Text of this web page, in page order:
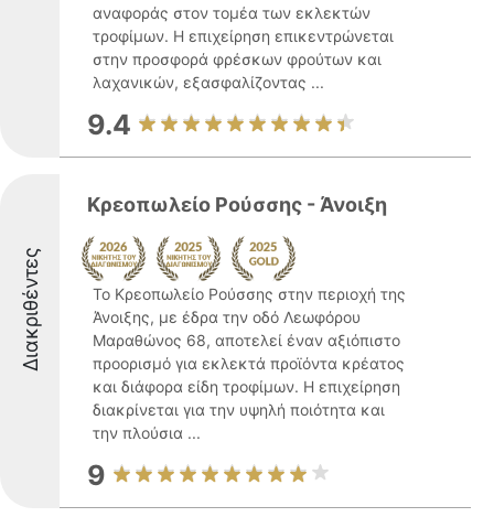
αναφοράς στον τομέα των εκλεκτών
τροφίμων. Η επιχείρηση επικεντρώνεται
στην προσφορά φρέσκων φρούτων και
λαχανικών, εξασφαλίζοντας ...
9.4
Διακριθέντες
Κρεοπωλείο Ρούσσης - Άνοιξη
Το Κρεοπωλείο Ρούσσης στην περιοχή της
Άνοιξης, με έδρα την οδό Λεωφόρου
Μαραθώνος 68, αποτελεί έναν αξιόπιστο
προορισμό για εκλεκτά προϊόντα κρέατος
και διάφορα είδη τροφίμων. Η επιχείρηση
διακρίνεται για την υψηλή ποιότητα και
την πλούσια ...
9